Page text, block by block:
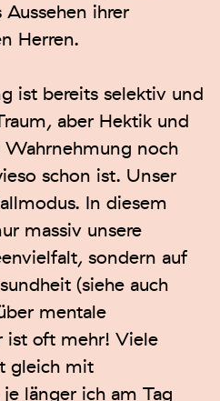
ihrer
Herren.
ist bereits selektiv und
aber Hektik und
Wahrnehmung noch
schon ist. Unser
In diesem
massiv unsere
sondern auf
(siehe auch
mentale
ist oft mehr! Viele
gleich mit
länger ich am Tag